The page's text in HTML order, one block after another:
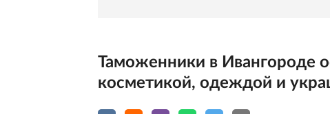
Таможенники в Ивангороде
косметикой, одеждой и